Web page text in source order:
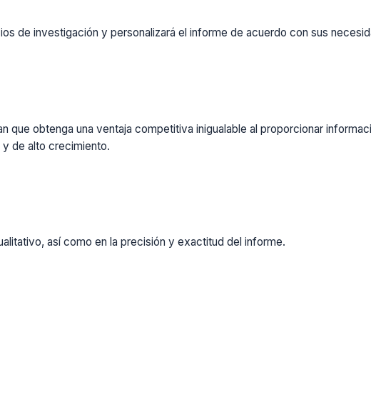
de investigación y personalizará el informe de acuerdo con sus
que obtenga una ventaja competitiva inigualable al proporcionar
de alto crecimiento.
así como en la precisión y exactitud del informe.